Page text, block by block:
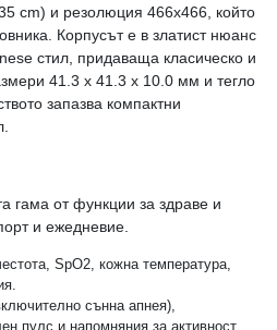
cm) и резолюция 466x466, който
Корпусът е в златист нюанс
стил, придаваща класическо и
41.3 x 41.3 x 10.0 мм и тегло
запазва компактни
гама от функции за здраве и
и ежедневие.
SpO2, кожна температура,
сънна апнея),
пулс и напомняния за активност.